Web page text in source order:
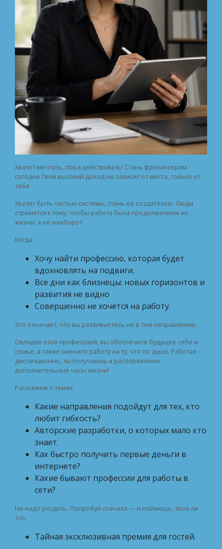
Хватит мечтать, пора действовать! Стань фрилансером
сегодня Твой высокий доход не зависит от места, только от
тебя
Хватит быть частью системы, стань её создателем. Люди
стремятся к тому, чтобы работа была продолжением их
жизни, а не наоборот.
Когда:
Хочу найти профессию, которая будет
вдохновлять на подвиги.
Все дни как близнецы: новых горизонтов и
развития не видно
Совершенно не хочется на работу.
Это означает, что вы развиваетесь не в том направлении.
Овладев этой профессией, вы обеспечите будущее себе и
семье, а также смените работу на ту, что по душе. Работая
дистанционно, ты получаешь в распоряжение
дополнительные часы жизни!
Расскажем о темах:
Какие направления подойдут для тех, кто
любит гибкость?
Авторские разработки, о которых мало кто
знает.
Как быстро получить первые деньги в
интернете?
Какие бывают профессии для работы в
сети?
Не надо уходить. Попробуй сначала — и поймёшь, твоё ли
это.
Тайная эксклюзивная премия для гостей.